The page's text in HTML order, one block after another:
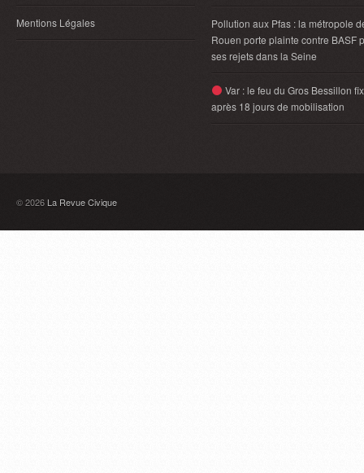
Mentions Légales
Pollution aux Pfas : la métropole
Rouen porte plainte contre BASF
ses rejets dans la Seine
Var : le feu du Gros Bessillon
après 18 jours de mobilisation
© 2026 La Revue Civique